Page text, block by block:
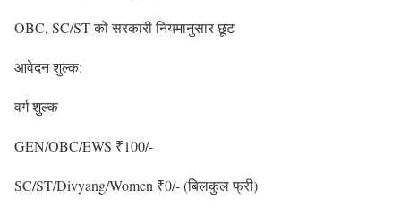
OBC, SC/ST को सरकारी नियमानुसार छूट
आवेदन शुल्क:
वर्ग शुल्क
GEN/OBC/EWS ₹100/-
SC/ST/Divyang/Women ₹0/- (बिलकुल फ्री)